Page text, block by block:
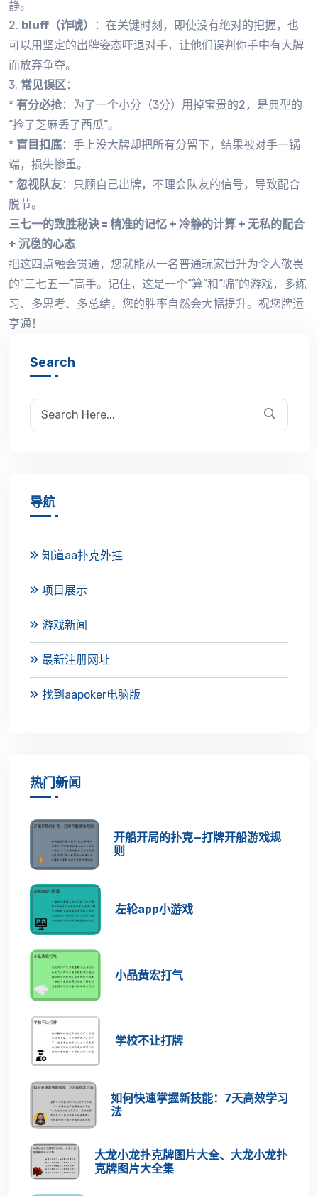
静。
2. bluff（诈唬）
：在关键时刻，即使没有绝对的把握，也
可以用坚定的出牌姿态吓退对手，让他们误判你手中有大牌
而放弃争夺。
3. 常见误区：
* 有分必抢：为了一个小分（3分）用掉宝贵的2，是典型的
“捡了芝麻丢了西瓜”。
* 盲目扣底：手上没大牌却把所有分留下，结果被对手一锅
端，损失惨重。
* 忽视队友：只顾自己出牌，不理会队友的信号，导致配合
脱节。
三七一的致胜秘诀 = 精准的记忆 + 冷静的计算 + 无私的配合
+ 沉稳的心态
把这四点融会贯通，您就能从一名普通玩家晋升为令人敬畏
的“三七五一”高手。记住，这是一个“算”和“骗”的游戏，多练
习、多思考、多总结，您的胜率自然会大幅提升。祝您牌运
亨通！
Search
导航
知道aa扑克外挂
项目展示
游戏新闻
最新注册网址
找到aapoker电脑版
热门新闻
开船开局的扑克—打牌开船游戏规
则
左轮app小游戏
小品黄宏打气
学校不让打牌
如何快速掌握新技能：7天高效学习
法
大龙小龙扑克牌图片大全、大龙小龙扑
克牌图片大全集